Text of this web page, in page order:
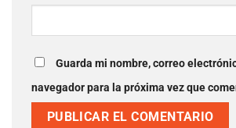
Guarda mi nombre, correo
navegador para la próxima vez que